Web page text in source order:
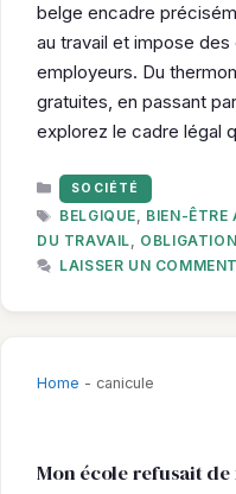
belge encadre
au travail et impose
employeurs. Du
gratuites, en passant
explorez le cadre légal
CATÉGORIES
SOCIÉTÉ
ÉTIQUETTES
BELGIQUE, BIEN-ÊTRE
DU TRAVAIL,
LAISSER UN
Home - canicule
Mon école refusait